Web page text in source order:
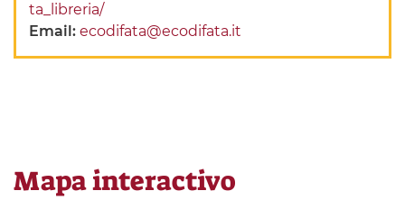
ta_libreria/
Email:ecodifata@ecodifata.it
Mapa interactivo